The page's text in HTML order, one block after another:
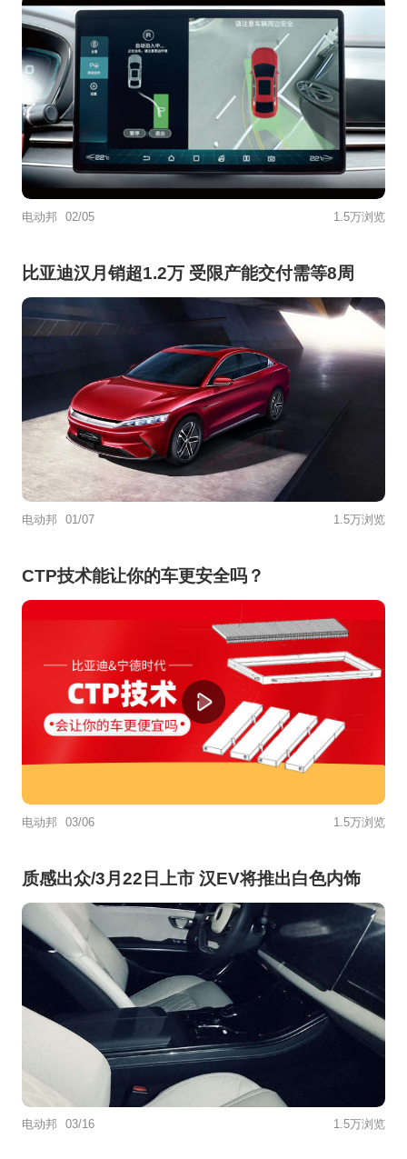
电动邦 02/05 1.5万浏览
比亚迪汉月销超1.2万 受限产能交付需等8周
电动邦 01/07 1.5万浏览
CTP技术能让你的车更安全吗？
电动邦 03/06 1.5万浏览
质感出众/3月22日上市 汉EV将推出白色内饰
电动邦 03/16 1.5万浏览